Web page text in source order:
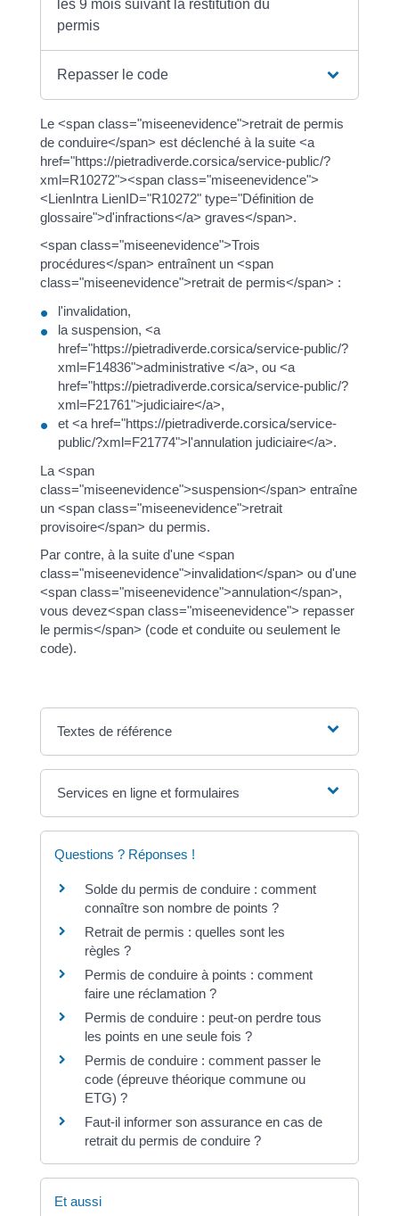
les 9 mois suivant la restitution du
permis
Repasser le code
Le <span class="miseenevidence">retrait de permis
de conduire</span> est déclenché à la suite <a
href="https://pietradiverde.corsica/service-public/?
xml=R10272"><span class="miseenevidence">
<LienIntra LienID="R10272" type="Définition de
glossaire">d'infractions</a> graves</span>.
<span class="miseenevidence">Trois
procédures</span> entraînent un <span
class="miseenevidence">retrait de permis</span> :
l'invalidation,
la suspension, <a
href="https://pietradiverde.corsica/service-public/?
xml=F14836">administrative </a>, ou <a
href="https://pietradiverde.corsica/service-public/?
xml=F21761">judiciaire</a>,
et <a href="https://pietradiverde.corsica/service-
public/?xml=F21774">l'annulation judiciaire</a>.
La <span
class="miseenevidence">suspension</span> entraîne
un <span class="miseenevidence">retrait
provisoire</span> du permis.
Par contre, à la suite d'une <span
class="miseenevidence">invalidation</span> ou d'une
<span class="miseenevidence">annulation</span>,
vous devez<span class="miseenevidence"> repasser
le permis</span> (code et conduite ou seulement le
code).
Textes de référence
Services en ligne et formulaires
Questions ? Réponses !
Solde du permis de conduire : comment
connaître son nombre de points ?
Retrait de permis : quelles sont les
règles ?
Permis de conduire à points : comment
faire une réclamation ?
Permis de conduire : peut-on perdre tous
les points en une seule fois ?
Permis de conduire : comment passer le
code (épreuve théorique commune ou
ETG) ?
Faut-il informer son assurance en cas de
retrait du permis de conduire ?
Et aussi